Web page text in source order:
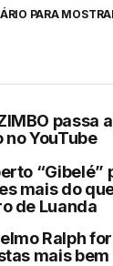
PARA
passa
no YouTube
“Gibelé”
mais do
de Luanda
Ralph
mais